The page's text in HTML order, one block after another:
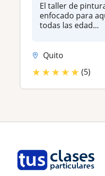
El taller de
enfocado para
todas las edad...
Quito
★★★★★ (5)